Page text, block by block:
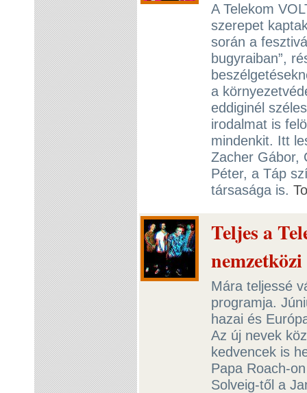
A Telekom
szerepet
során a
bugyraiban”,
a
eddiginél
irodalmat is
mindenkit. Itt
Zacher Gábor,
Péter, a Táp
társasága is.
Teljes a
Mára teljessé
programja.
hazai és
Az új nevek
kedvencek is
Papa Roach-
Solveig-től a